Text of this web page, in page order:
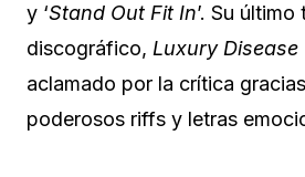
y ‘Stand Out Fit In’. Su último
discográfico, Luxury Disease
aclamado por la crítica
poderosos riffs y letras